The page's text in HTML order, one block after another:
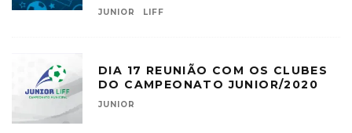
JUNIOR LIFF
DIA 17 REUNIÃO COM OS CLUBES
DO CAMPEONATO JUNIOR/2020
JUNIOR